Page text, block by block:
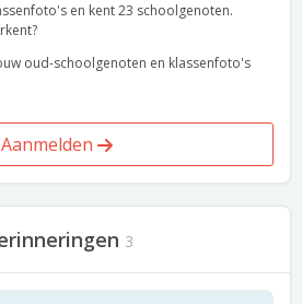
en kent 23 schoolgenoten.
oud-schoolgenoten en klassenfoto's
Aanmelden
3